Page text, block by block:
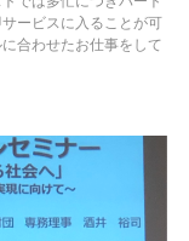
ービスに入ることが可
合わせたお仕事をして